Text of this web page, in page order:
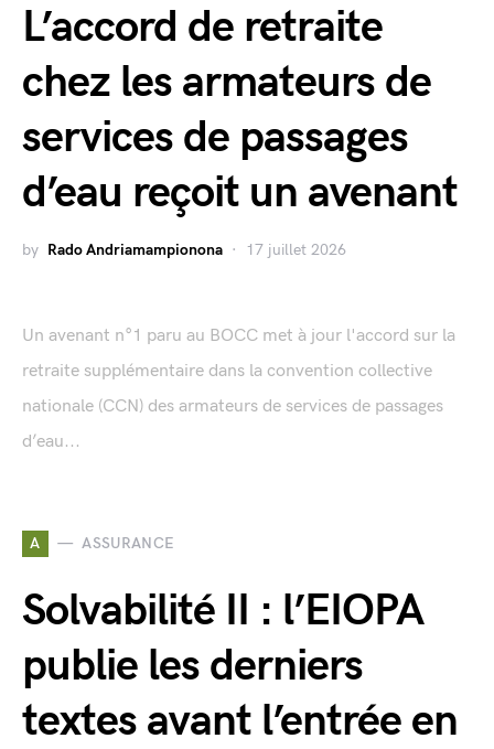
L’accord de retraite
chez les armateurs de
services de passages
d’eau reçoit un avenant
by Rado Andriamampionona 17 juillet 2026
Un avenant n°1 paru au BOCC met à jour l'accord sur la
retraite supplémentaire dans la convention collective
nationale (CCN) des armateurs de services de passages
d’eau...
A ASSURANCE
Solvabilité II : l’EIOPA
publie les derniers
textes avant l’entrée en